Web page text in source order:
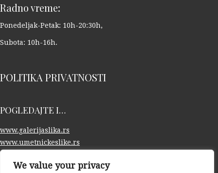
We value your privacy
Radno vreme:
Ponedeljak-Petak: 10h-20:30h,
Subota: 10h-16h.
POLITIKA PRIVATNOSTI
POGLEDAJTE I…
www.galerijaslika.rs
www.umetnickeslike.rs
www.otkupslika.rs